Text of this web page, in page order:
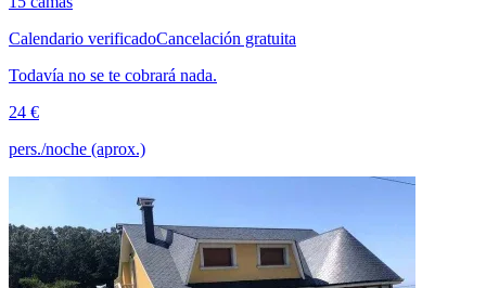
Calendario verificadoCancelación gratuita
Todavía no se te cobrará nada.
24 €
pers./noche (aprox.)